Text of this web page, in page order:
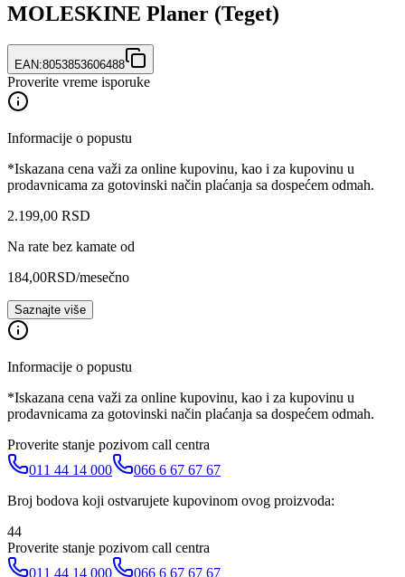
MOLESKINE Planer (Teget)
EAN:8053853606488
Proverite vreme isporuke
Informacije o popustu
*Iskazana cena važi za online kupovinu, kao i za kupovinu u
prodavnicama za gotovinski način plaćanja sa dospećem odmah.
2.199,00 RSD
Na rate bez kamate od
184,00RSD/mesečno
Saznajte više
Informacije o popustu
*Iskazana cena važi za online kupovinu, kao i za kupovinu u
prodavnicama za gotovinski način plaćanja sa dospećem odmah.
Proverite stanje pozivom call centra
011 44 14 000
066 6 67 67 67
Broj bodova koji ostvarujete kupovinom ovog proizvoda:
44
Proverite stanje pozivom call centra
011 44 14 000
066 6 67 67 67